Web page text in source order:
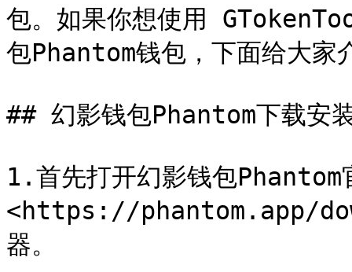
包。如果你想使用
包Phantom钱包，下面给大家
## 幻影钱包Phantom下载安
1.首先打开幻影钱包Phantom
<https://phantom.app/
器。